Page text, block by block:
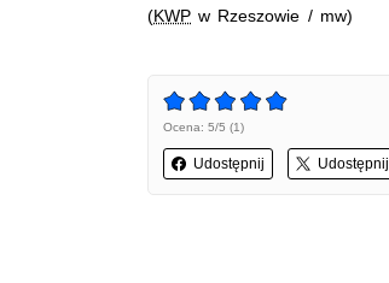
(KWP w Rzeszowie / mw)
Ocena: 5/5 (1)
Udostępnij Udostępnij